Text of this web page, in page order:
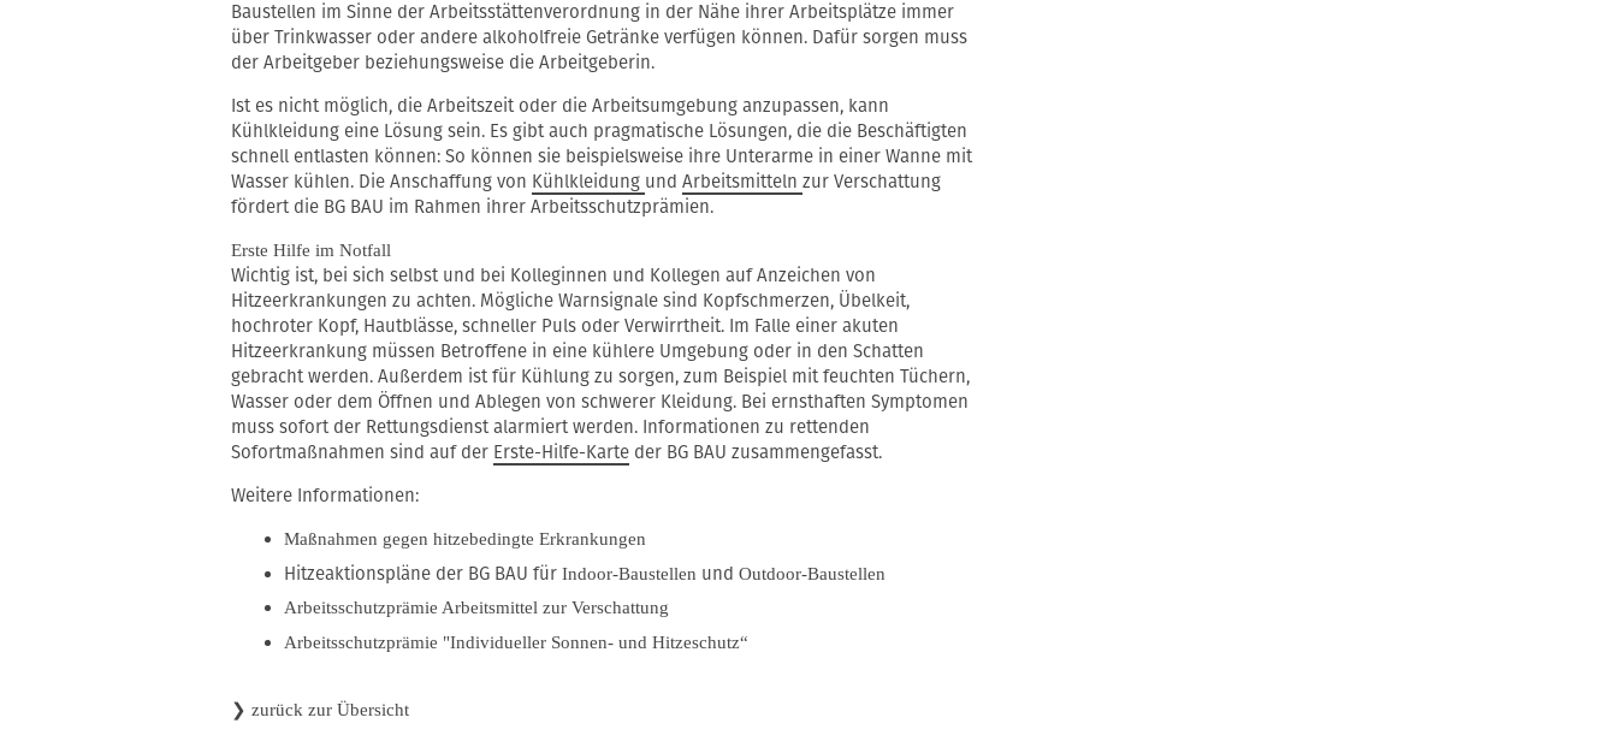
Baustellen im Sinne der Arbeitsstättenverordnung in der Nähe ihrer Arbeitsplätze immer
über Trinkwasser oder andere alkoholfreie Getränke verfügen können. Dafür sorgen muss
der Arbeitgeber beziehungsweise die Arbeitgeberin.
Ist es nicht möglich, die Arbeitszeit oder die Arbeitsumgebung anzupassen, kann
Kühlkleidung eine Lösung sein. Es gibt auch pragmatische Lösungen, die die Beschäftigten
schnell entlasten können: So können sie beispielsweise ihre Unterarme in einer Wanne mit
Wasser kühlen. Die Anschaffung von Kühlkleidung und Arbeitsmitteln zur Verschattung
fördert die BG BAU im Rahmen ihrer Arbeitsschutzprämien.
Erste Hilfe im Notfall
Wichtig ist, bei sich selbst und bei Kolleginnen und Kollegen auf Anzeichen von
Hitzeerkrankungen zu achten. Mögliche Warnsignale sind Kopfschmerzen, Übelkeit,
hochroter Kopf, Hautblässe, schneller Puls oder Verwirrtheit. Im Falle einer akuten
Hitzeerkrankung müssen Betroffene in eine kühlere Umgebung oder in den Schatten
gebracht werden. Außerdem ist für Kühlung zu sorgen, zum Beispiel mit feuchten Tüchern,
Wasser oder dem Öffnen und Ablegen von schwerer Kleidung. Bei ernsthaften Symptomen
muss sofort der Rettungsdienst alarmiert werden. Informationen zu rettenden
Sofortmaßnahmen sind auf der Erste-Hilfe-Karteder BG BAU zusammengefasst.
Weitere Informationen:
Maßnahmen gegen hitzebedingte Erkrankungen
Hitzeaktionspläne der BG BAU für Indoor-Baustellen und Outdoor-Baustellen
Arbeitsschutzprämie Arbeitsmittel zur Verschattung
Arbeitsschutzprämie "Individueller Sonnen- und Hitzeschutz“
❯ zurück zur Übersicht